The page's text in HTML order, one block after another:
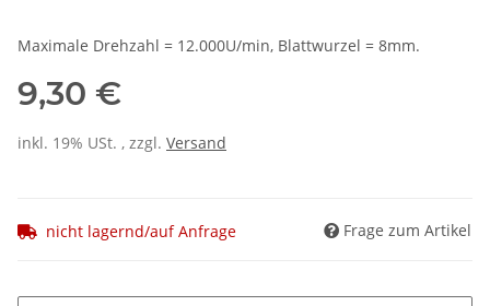
Maximale Drehzahl = 12.000U/min, Blattwurzel = 8mm.
9,30 €
inkl. 19% USt. , zzgl. Versand
nicht lagernd/auf Anfrage Frage zum Artikel